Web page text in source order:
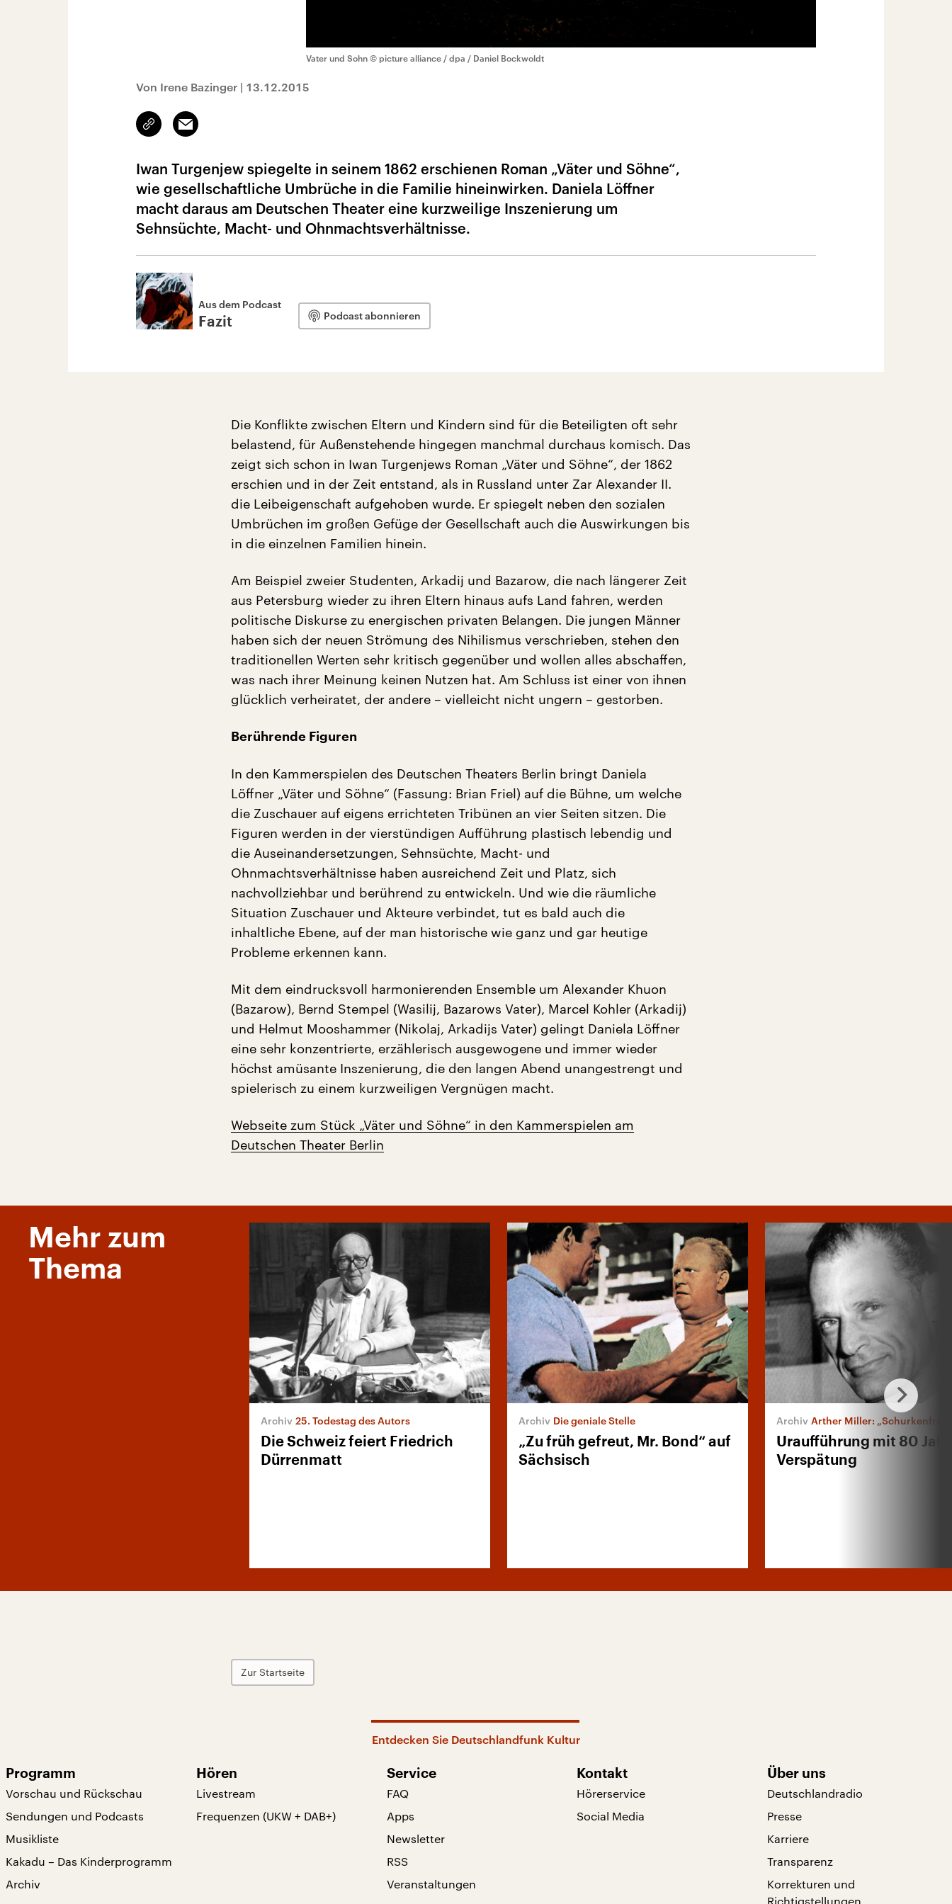
Vater und Sohn © picture alliance / dpa / Daniel Bockwoldt
Von Irene Bazinger | 13.12.2015
Link
kopieren/teilen
Email
Iwan Turgenjew spiegelte in seinem 1862 erschienen Roman „Väter und Söhne“,
wie gesellschaftliche Umbrüche in die Familie hineinwirken. Daniela Löffner
macht daraus am Deutschen Theater eine kurzweilige Inszenierung um
Sehnsüchte, Macht- und Ohnmachtsverhältnisse.
Aus dem Podcast
Fazit Podcast abonnieren
Die Konflikte zwischen Eltern und Kindern sind für die Beteiligten oft sehr
belastend, für Außenstehende hingegen manchmal durchaus komisch. Das
zeigt sich schon in Iwan Turgenjews Roman „Väter und Söhne“, der 1862
erschien und in der Zeit entstand, als in Russland unter Zar Alexander II.
die Leibeigenschaft aufgehoben wurde. Er spiegelt neben den sozialen
Umbrüchen im großen Gefüge der Gesellschaft auch die Auswirkungen bis
in die einzelnen Familien hinein.
Am Beispiel zweier Studenten, Arkadij und Bazarow, die nach längerer Zeit
aus Petersburg wieder zu ihren Eltern hinaus aufs Land fahren, werden
politische Diskurse zu energischen privaten Belangen. Die jungen Männer
haben sich der neuen Strömung des Nihilismus verschrieben, stehen den
traditionellen Werten sehr kritisch gegenüber und wollen alles abschaffen,
was nach ihrer Meinung keinen Nutzen hat. Am Schluss ist einer von ihnen
glücklich verheiratet, der andere – vielleicht nicht ungern – gestorben.
Berührende Figuren
In den Kammerspielen des Deutschen Theaters Berlin bringt Daniela
Löffner „Väter und Söhne“ (Fassung: Brian Friel) auf die Bühne, um welche
die Zuschauer auf eigens errichteten Tribünen an vier Seiten sitzen. Die
Figuren werden in der vierstündigen Aufführung plastisch lebendig und
die Auseinandersetzungen, Sehnsüchte, Macht- und
Ohnmachtsverhältnisse haben ausreichend Zeit und Platz, sich
nachvollziehbar und berührend zu entwickeln. Und wie die räumliche
Situation Zuschauer und Akteure verbindet, tut es bald auch die
inhaltliche Ebene, auf der man historische wie ganz und gar heutige
Probleme erkennen kann.
Mit dem eindrucksvoll harmonierenden Ensemble um Alexander Khuon
(Bazarow), Bernd Stempel (Wasilij, Bazarows Vater), Marcel Kohler (Arkadij)
und Helmut Mooshammer (Nikolaj, Arkadijs Vater) gelingt Daniela Löffner
eine sehr konzentrierte, erzählerisch ausgewogene und immer wieder
höchst amüsante Inszenierung, die den langen Abend unangestrengt und
spielerisch zu einem kurzweiligen Vergnügen macht.
Webseite zum Stück „Väter und Söhne“ in den Kammerspielen am
Deutschen Theater Berlin
Mehr zum
Thema
25. Todestag des Autors
Die Schweiz feiert Friedrich
Dürrenmatt
Die geniale Stelle
„Zu früh gefreut, Mr. Bond“ auf
Sächsisch
Arther Miller: „Schurkenfrei“
Uraufführung mit 80
Verspätung
Zur Startseite
Entdecken Sie Deutschlandfunk Kultur
Programm
Vorschau und Rückschau
Sendungen und Podcasts
Musikliste
Kakadu – Das Kinderprogramm
Archiv
Hören
Livestream
Frequenzen (UKW + DAB+)
Service
FAQ
Apps
Newsletter
RSS
Veranstaltungen
Kontakt
Hörerservice
Social Media
Über uns
Deutschlandradio
Presse
Karriere
Transparenz
Korrekturen und
Richtigstellungen